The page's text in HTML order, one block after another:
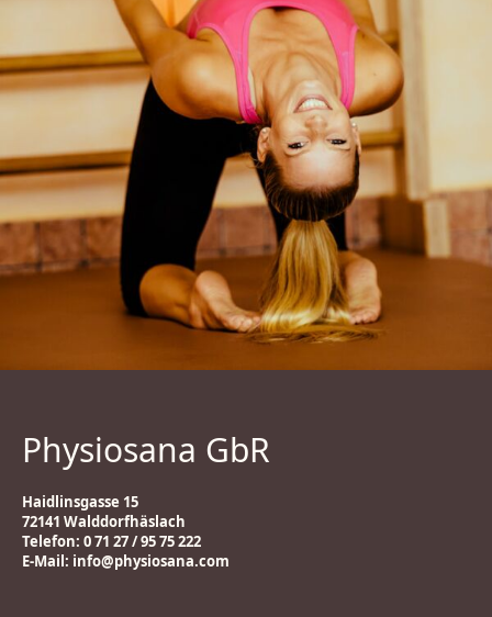
Physiosana GbR
Haidlinsgasse 15
72141 Walddorfhäslach
Telefon: 0 71 27 / 95 75 222
E-Mail: info@physiosana.com